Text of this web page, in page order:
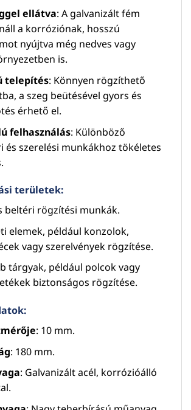
ellátva: A galvanizált fém
a korróziónak, hosszú
nyújtva még nedves vagy
is.
telepítés: Könnyen rögzíthető
a szeg beütésével gyors és
érhető el.
felhasználás: Különböző
és szerelési munkákhoz tökéletes
területek:
beltéri rögzítési munkák.
elemek, például konzolok,
vagy szerelvények rögzítése.
tárgyak, például polcok vagy
biztonságos rögzítése.
:
: 10 mm.
: 180 mm.
: Galvanizált acél, korrózióálló